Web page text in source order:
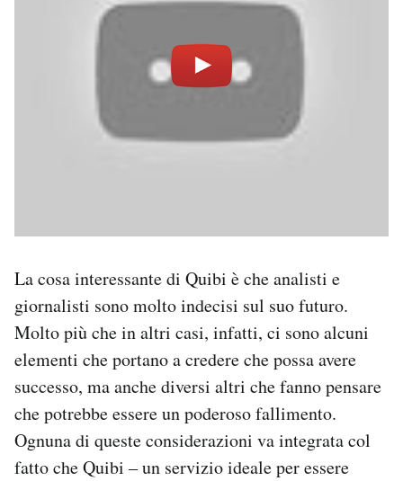
La cosa interessante di Quibi è che analisti e
giornalisti sono molto indecisi sul suo futuro.
Molto più che in altri casi, infatti, ci sono alcuni
elementi che portano a credere che possa avere
successo, ma anche diversi altri che fanno pensare
che potrebbe essere un poderoso fallimento.
Ognuna di queste considerazioni va integrata col
fatto che Quibi – un servizio ideale per essere